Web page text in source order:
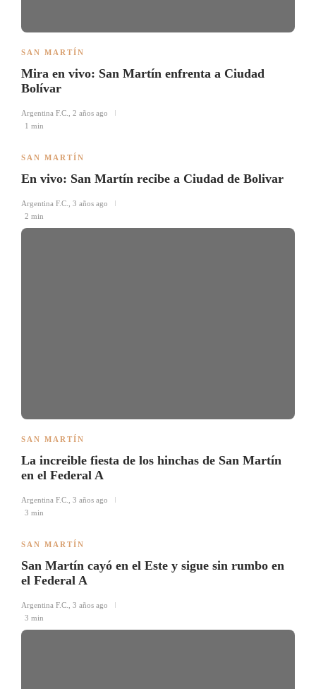
SAN MARTÍN
Mira en vivo: San Martín enfrenta a Ciudad
Bolívar
Argentina F.C.
2 años ago
1 min
SAN MARTÍN
En vivo: San Martín recibe a Ciudad de Bolivar
Argentina F.C.
3 años ago
2 min
SAN MARTÍN
La increible fiesta de los hinchas de San Martín
en el Federal A
Argentina F.C.
3 años ago
3 min
SAN MARTÍN
San Martín cayó en el Este y sigue sin rumbo en
el Federal A
Argentina F.C.
3 años ago
3 min